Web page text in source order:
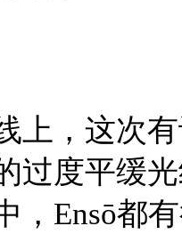
上，这次
过度平缓
，Ensō都